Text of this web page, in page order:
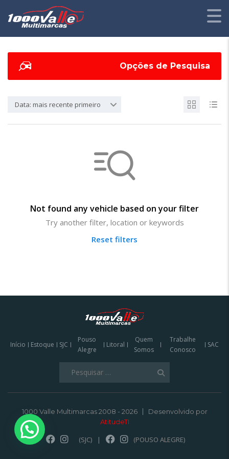
Opções de Pesquisa
Data: mais recente primeiro
Not found any vehicle based on your filter
Try another filter, location or keywords
Reset filters
Início Estoque SJC
Pouso
Alegre
Litoral
Quem
Somos
Trabalhe
Conosco
SAC
1000 Valle Multimarcas 2008 - 2026
Desenvolvido por
AtitudeTI
(SJC) | (POUSO ALEGRE)